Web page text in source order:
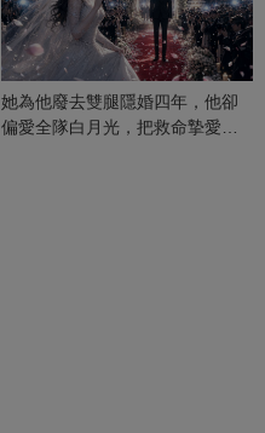
她為他廢去雙腿隱婚四年，他卻
偏愛全隊白月光，把救命摯愛當